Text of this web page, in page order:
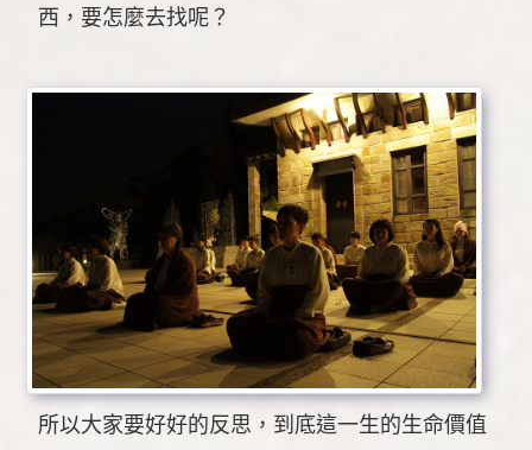
西，要怎麼去找呢？
所以大家要好好的反思，到底這一生的生命價值